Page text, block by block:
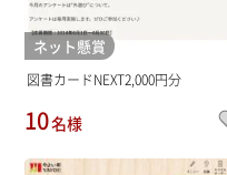
ネット懸賞
図書カードNEXT2,000円分
10名様